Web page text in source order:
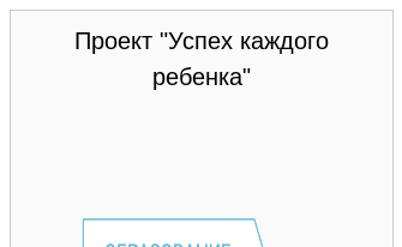
Проект "Успех каждого
ребенка"